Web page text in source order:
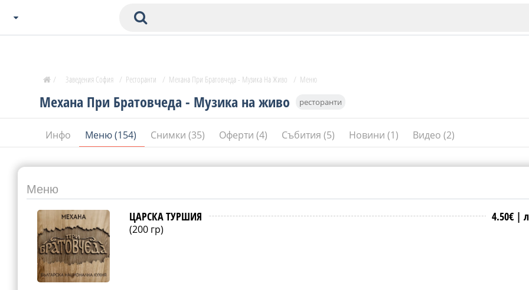
Пловдив
Бургас
В. Търново
Банско
Всички останали
СОФИЯ
Пловдив
Механа При Братовчеда - Музика на живо ресторанти
Инфо Меню (154) Снимки (35) Оферти (4) Събития (5) Новини (1) Видео (2)
/ Заведения София / Ресторанти / Механа При Братовчеда - Музика На Живо / Меню
Меню
ЦАРСКА ТУРШИЯ 4.50€ |
(200 гр)